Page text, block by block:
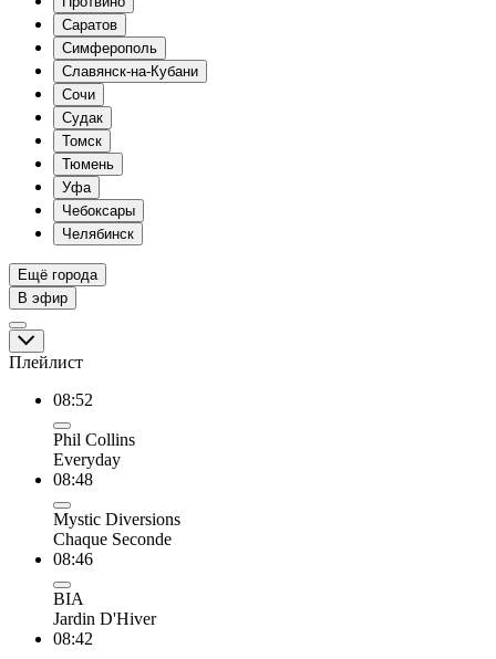
Саратов
Симферополь
Славянск-на-Кубани
Сочи
Судак
Томск
Тюмень
Уфа
Чебоксары
Челябинск
Ещё города
В эфир
Плейлист
08:52
Phil Collins
Everyday
08:48
Mystic Diversions
Chaque Seconde
08:46
BIA
Jardin D'Hiver
08:42